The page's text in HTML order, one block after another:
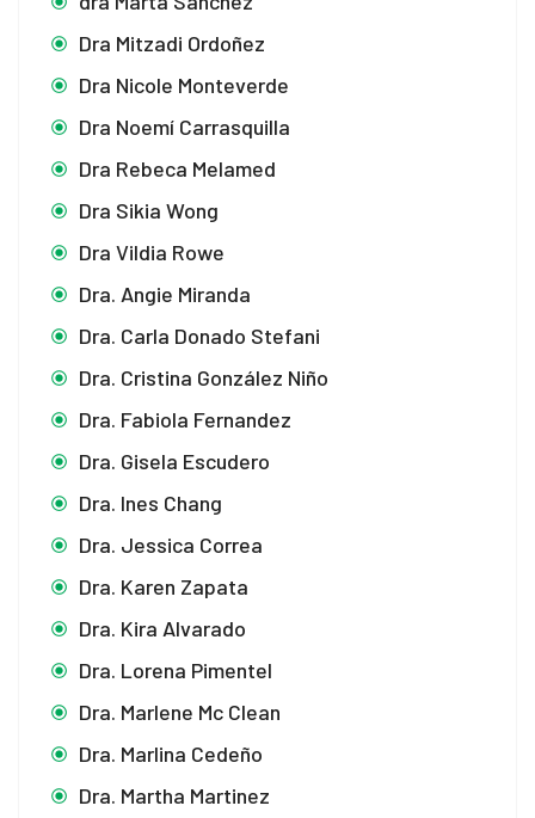
Dra Mitzadi Ordoñez
Dra Nicole Monteverde
Dra Noemí Carrasquilla
Dra Rebeca Melamed
Dra Sikia Wong
Dra Vildia Rowe
Dra. Angie Miranda
Dra. Carla Donado Stefani
Dra. Cristina González Niño
Dra. Fabiola Fernandez
Dra. Gisela Escudero
Dra. Ines Chang
Dra. Jessica Correa
Dra. Karen Zapata
Dra. Kira Alvarado
Dra. Lorena Pimentel
Dra. Marlene Mc Clean
Dra. Marlina Cedeño
Dra. Martha Martinez